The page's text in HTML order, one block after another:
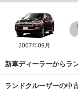
2007年09月
新車ディーラーからラ
ランドクルーザーの中